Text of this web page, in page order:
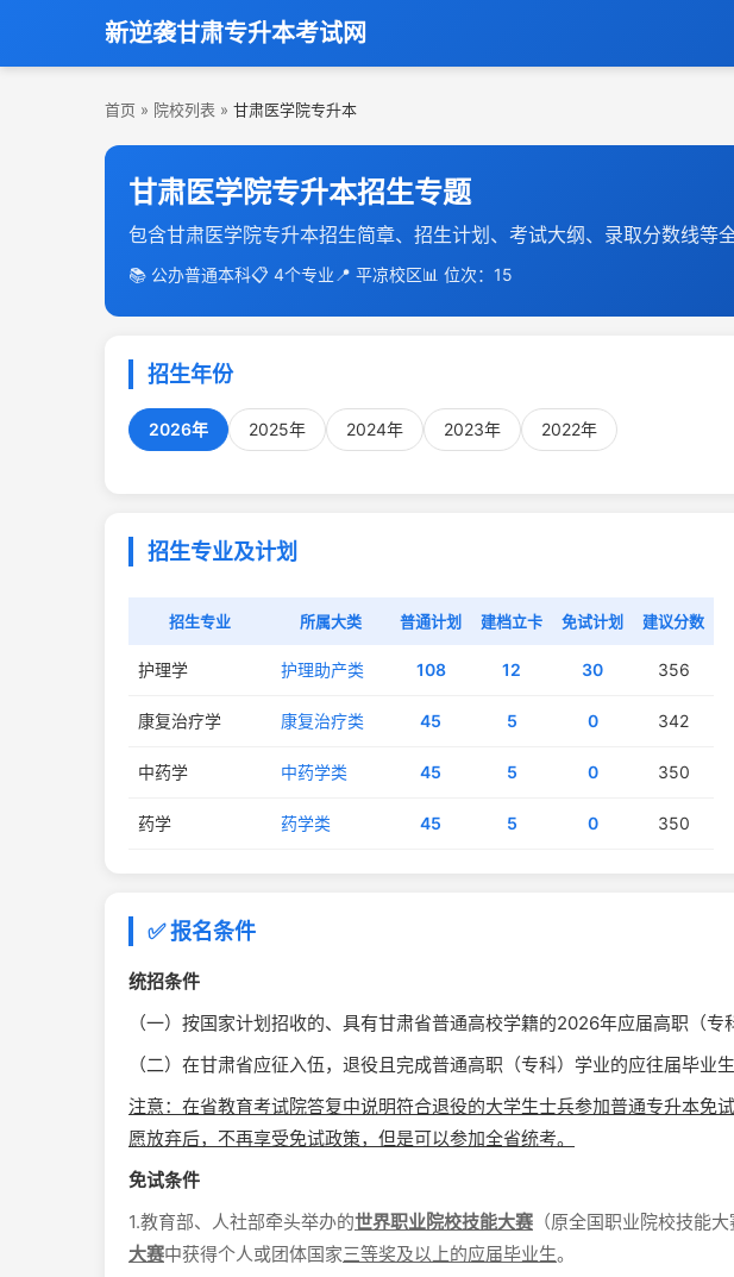
新逆袭甘肃专升本考试网
首页 » 院校列表 » 甘肃医学院专升本
甘肃医学院专升本招生专题
包含甘肃医学院专升本招生简章、招生计划、考试大纲、录取分数线等
📚 公办普通本科📋 4个专业 📍 平凉校区📊 位次：15
招生年份
2026年 2025年 2024年 2023年 2022年
招生专业及计划
招生专业 所属大类 普通计划 建档立卡 免试计划 建议分数
护理学 护理助产类 108 12 30 356
康复治疗学 康复治疗类 45 5 0 342
中药学 中药学类 45 5 0 350
药学 药学类 45 5 0 350
✅ 报名条件
统招条件
（一）按国家计划招收的、具有甘肃省普通高校学籍的2026年应届高职（专
（二）在甘肃省应征入伍，退役且完成普通高职（专科）学业的应往届毕业
注意：在省教育考试院答复中说明符合退役的大学生士兵参加普通专升本免
愿放弃后，不再享受免试政策，但是可以参加全省统考。
免试条件
1.教育部、人社部牵头举办的世界职业院校技能大赛 （原全国职业院校技能大
大赛中获得个人或团体国家三等奖及以上的应届毕业生。